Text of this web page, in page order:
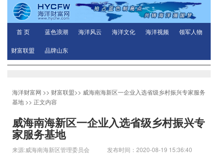
首 页 蓝色浪潮 海洋风云 海洋文化 海洋视频 领军人物
财富联盟 品牌山东
海洋财富网 >> 财富联盟>> 威海南海新区一企业入选省级乡村振兴专家服务
基地 >> 正文内容
威海南海新区一企业入选省级乡村振兴专
家服务基地
来源:威海南海新区管理委员会 发布时间：2020-08-19 15:36:40